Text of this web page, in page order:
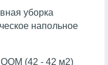
уборка
напольное
(42 - 42 м2)